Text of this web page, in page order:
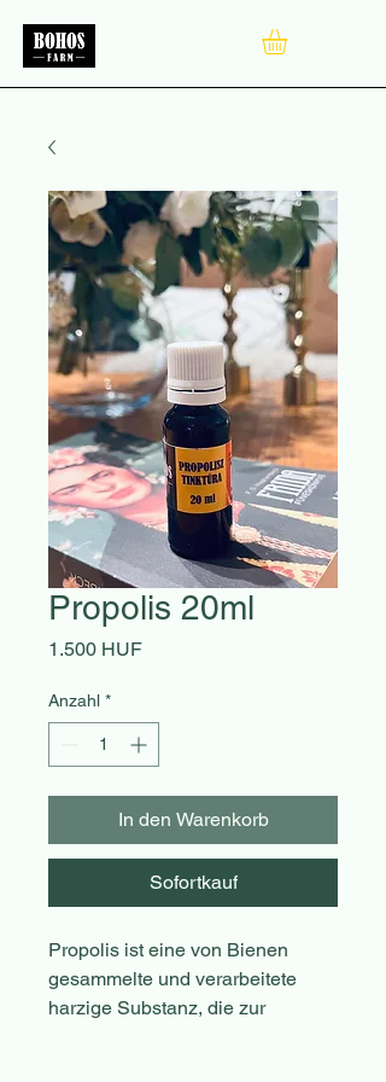
Propolis 20ml
1.500 HUFPreis
Anzahl *
In den Warenkorb
Sofortkauf
Propolis ist eine von Bienen
gesammelte und verarbeitete
harzige Substanz, die zur